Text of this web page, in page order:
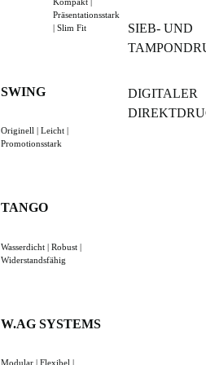
Präsentationsstark
| Slim Fit
SWING
Originell | Leicht |
Promotionsstark
TANGO
Wasserdicht | Robust |
Widerstandsfähig
W.AG SYSTEMS
Modular | Flexibel |
SIEB- UND
DIGITALER